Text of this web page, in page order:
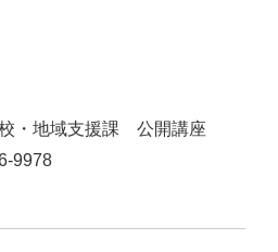
・地域支援課 公開講座
9978